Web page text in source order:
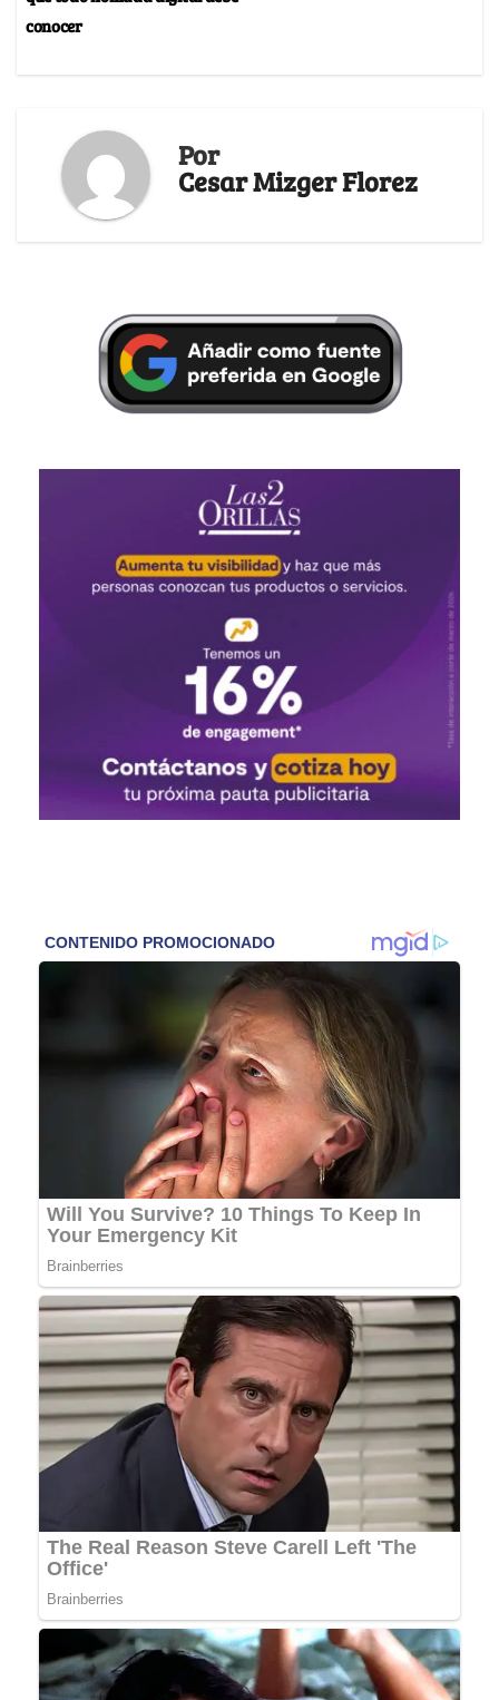
conocer
Por
Cesar Mizger Florez